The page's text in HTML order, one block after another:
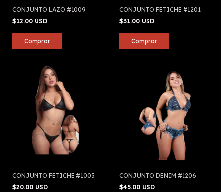
CONJUNTO LAZO #1009
$12.00 USD
CONJUNTO FETICHE #1201
$31.00 USD
CONJUNTO FETICHE #1005
$20.00 USD
CONJUNTO DENIM #1206
$45.00 USD